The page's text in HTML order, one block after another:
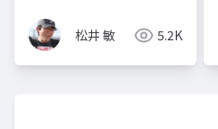
Unsafeでセーフ_
松井 敏 5.2K